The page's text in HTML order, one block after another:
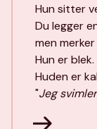
Hun sitter
Du legger
men
Hun er blek.
Huden er
"Jeg svimler